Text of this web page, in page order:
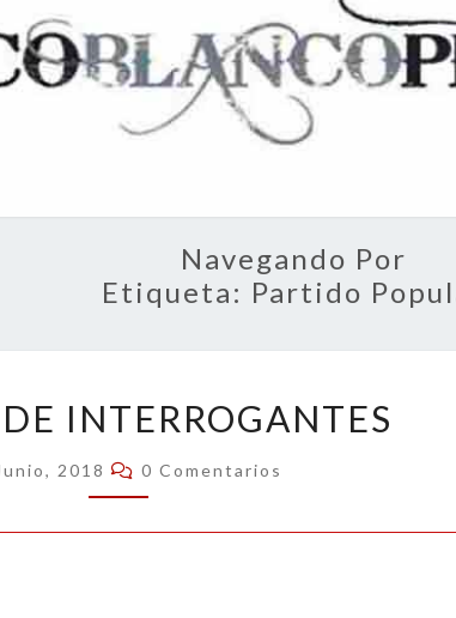
BREVE
VITAL Y
Navegando Por
Etiqueta: Partido
DE
INTERROGANTES
INTERROGANTES
2018 Comentarios
0 Comentarios